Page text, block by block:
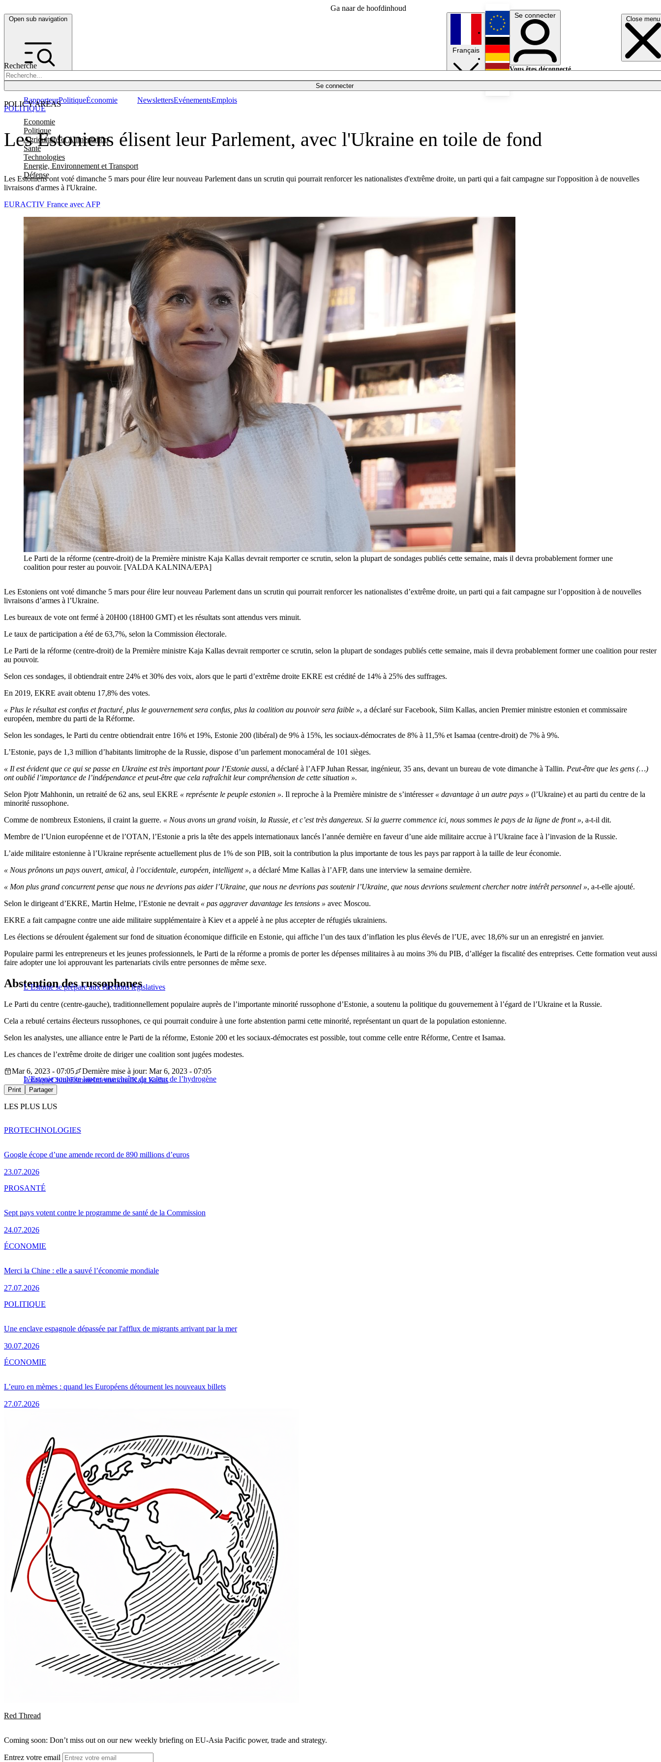
Ga naar de hoofdinhoud
Open sub navigation Close menu
Recherche
Se connecter
POLICY AREAS
Economie
Politique
Agriculture et Alimentation
Santé
Technologies
Energie, Environnement et Transport
Défense
RapporteurPolitiqueÉconomie NewslettersEvénementsEmplois
Français
English
Deutsch
Se connecter
Vous êtes déconnecté.
Les Estoniens élisent leur Parlement, avec l'Ukraine en toile de fond
Les Estoniens ont voté dimanche 5 mars pour élire leur nouveau Parlement dans un scrutin qui pourrait renforcer les nationalistes d'extrême droite, un parti qui a fait campagne sur l'opposition à de nouvelles
livraisons d'armes à l'Ukraine.
POLITIQUE
EURACTIV France avec AFP
Le Parti de la réforme (centre-droit) de la Première ministre Kaja Kallas devrait remporter ce scrutin, selon la plupart de sondages publiés cette semaine, mais il devra probablement former une
coalition pour rester au pouvoir. [VALDA KALNINA/EPA]
Les Estoniens ont voté dimanche 5 mars pour élire leur nouveau Parlement dans un scrutin qui pourrait renforcer les nationalistes d’extrême droite, un parti qui a fait campagne sur l’opposition à de nouvelles
livraisons d’armes à l’Ukraine.
Les bureaux de vote ont fermé à 20H00 (18H00 GMT) et les résultats sont attendus vers minuit.
Le taux de participation a été de 63,7%, selon la Commission électorale.
Le Parti de la réforme (centre-droit) de la Première ministre Kaja Kallas devrait remporter ce scrutin, selon la plupart de sondages publiés cette semaine, mais il devra probablement former une coalition pour rester
au pouvoir.
Selon ces sondages, il obtiendrait entre 24% et 30% des voix, alors que le parti d’extrême droite EKRE est crédité de 14% à 25% des suffrages.
En 2019, EKRE avait obtenu 17,8% des votes.
« Plus le résultat est confus et fracturé, plus le gouvernement sera confus, plus la coalition au pouvoir sera faible », a déclaré sur Facebook, Siim Kallas, ancien Premier ministre estonien et commissaire
européen, membre du parti de la Réforme.
Selon les sondages, le Parti du centre obtiendrait entre 16% et 19%, Estonie 200 (libéral) de 9% à 15%, les sociaux-démocrates de 8% à 11,5% et Isamaa (centre-droit) de 7% à 9%.
L’Estonie, pays de 1,3 million d’habitants limitrophe de la Russie, dispose d’un parlement monocaméral de 101 sièges.
« Il est évident que ce qui se passe en Ukraine est très important pour l’Estonie aussi, a déclaré à l’AFP Juhan Ressar, ingénieur, 35 ans, devant un bureau de vote dimanche à Tallin. Peut-être que les gens (…)
ont oublié l’importance de l’indépendance et peut-être que cela rafraîchit leur compréhension de cette situation ».
Selon Pjotr Mahhonin, un retraité de 62 ans, seul EKRE « représente le peuple estonien ». Il reproche à la Première ministre de s’intéresser « davantage à un autre pays » (l’Ukraine) et au parti du centre de la
minorité russophone.
Comme de nombreux Estoniens, il craint la guerre. « Nous avons un grand voisin, la Russie, et c’est très dangereux. Si la guerre commence ici, nous sommes le pays de la ligne de front », a-t-il dit.
Membre de l’Union européenne et de l’OTAN, l’Estonie a pris la tête des appels internationaux lancés l’année dernière en faveur d’une aide militaire accrue à l’Ukraine face à l’invasion de la Russie.
L’aide militaire estonienne à l’Ukraine représente actuellement plus de 1% de son PIB, soit la contribution la plus importante de tous les pays par rapport à la taille de leur économie.
« Nous prônons un pays ouvert, amical, à l’occidentale, européen, intelligent », a déclaré Mme Kallas à l’AFP, dans une interview la semaine dernière.
« Mon plus grand concurrent pense que nous ne devrions pas aider l’Ukraine, que nous ne devrions pas soutenir l’Ukraine, que nous devrions seulement chercher notre intérêt personnel », a-t-elle ajouté.
Selon le dirigeant d’EKRE, Martin Helme, l’Estonie ne devrait « pas aggraver davantage les tensions » avec Moscou.
EKRE a fait campagne contre une aide militaire supplémentaire à Kiev et a appelé à ne plus accepter de réfugiés ukrainiens.
Les élections se déroulent également sur fond de situation économique difficile en Estonie, qui affiche l’un des taux d’inflation les plus élevés de l’UE, avec 18,6% sur un an enregistré en janvier.
Populaire parmi les entrepreneurs et les jeunes professionnels, le Parti de la réforme a promis de porter les dépenses militaires à au moins 3% du PIB, d’alléger la fiscalité des entreprises. Cette formation veut aussi
faire adopter une loi approuvant les partenariats civils entre personnes de même sexe.
L’Estonie se prépare aux élections législatives
Abstention des russophones
Le Parti du centre (centre-gauche), traditionnellement populaire auprès de l’importante minorité russophone d’Estonie, a soutenu la politique du gouvernement à l’égard de l’Ukraine et la Russie.
Cela a rebuté certains électeurs russophones, ce qui pourrait conduire à une forte abstention parmi cette minorité, représentant un quart de la population estonienne.
Selon les analystes, une alliance entre le Parti de la réforme, Estonie 200 et les sociaux-démocrates est possible, tout comme celle entre Réforme, Centre et Isamaa.
Les chances de l’extrême droite de diriger une coalition sont jugées modestes.
L’Estonie souhaite lancer une chaîne de valeur de l’hydrogène
Mar 6, 2023 - 07:05
Dernière mise à jour: Mar 6, 2023 - 07:05
PolitiqueChineEstonieInternationalKaja Kallas
Print Partager
LES PLUS LUS
Google écope d’une amende record de 890 millions d’euros
23.07.2026
PROTECHNOLOGIES
Sept pays votent contre le programme de santé de la Commission
24.07.2026
PROSANTÉ
Merci la Chine : elle a sauvé l’économie mondiale
27.07.2026
ÉCONOMIE
Une enclave espagnole dépassée par l'afflux de migrants arrivant par la mer
30.07.2026
POLITIQUE
L’euro en mèmes : quand les Européens détournent les nouveaux billets
27.07.2026
ÉCONOMIE
Red Thread
Coming soon: Don’t miss out on our new weekly briefing on EU-Asia Pacific power, trade and strategy.
Entrez votre email